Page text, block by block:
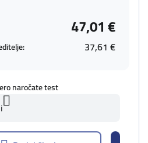
47,01 €
37,61 €
naročate test